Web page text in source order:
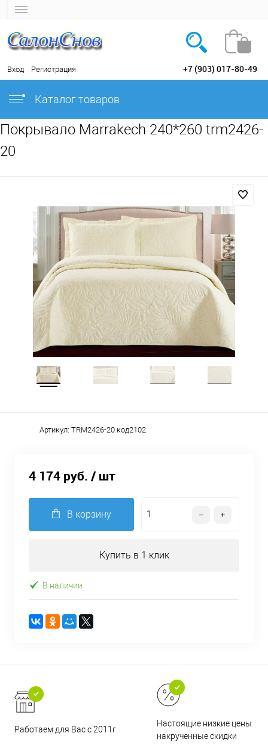
Вход Регистрация +7 (903) 017-80-49
Каталог товаров
Покрывало Marrakech 240*260 trm2426-
20
Артикул: TRM2426-20 код2102
4 174 руб. / шт
В корзину
Купить в 1 клик
В наличии
Работаем для Вас с 2011г.
Настоящие низкие цены и
накрученные скидки